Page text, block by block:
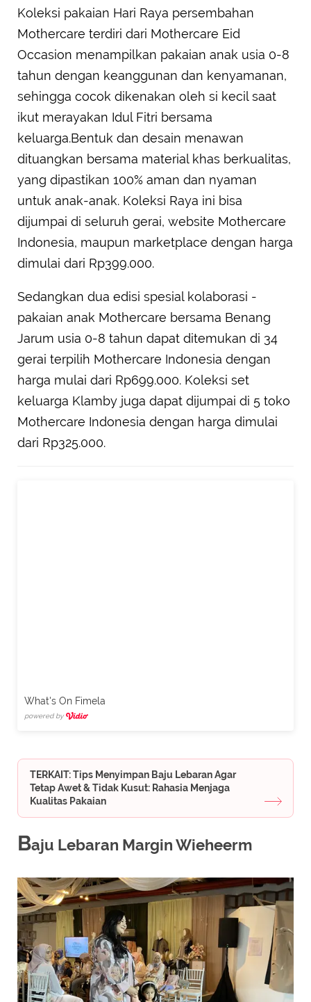
Koleksi pakaian Hari Raya persembahan
Mothercare terdiri dari Mothercare Eid
Occasion menampilkan pakaian anak usia 0-8
tahun dengan keanggunan dan kenyamanan,
sehingga cocok dikenakan oleh si kecil saat
ikut merayakan Idul Fitri bersama
keluarga.Bentuk dan desain menawan
dituangkan bersama material khas berkualitas,
yang dipastikan 100% aman dan nyaman
untuk anak-anak. Koleksi Raya ini bisa
dijumpai di seluruh gerai, website Mothercare
Indonesia, maupun marketplace dengan harga
dimulai dari Rp399.000.
Sedangkan dua edisi spesial kolaborasi -
pakaian anak Mothercare bersama Benang
Jarum usia 0-8 tahun dapat ditemukan di 34
gerai terpilih Mothercare Indonesia dengan
harga mulai dari Rp699.000. Koleksi set
keluarga Klamby juga dapat dijumpai di 5 toko
Mothercare Indonesia dengan harga dimulai
dari Rp325.000.
What's On Fimela
powered by
TERKAIT: Tips Menyimpan Baju Lebaran Agar
Tetap Awet & Tidak Kusut: Rahasia Menjaga
Kualitas Pakaian
Baju Lebaran Margin Wieheerm